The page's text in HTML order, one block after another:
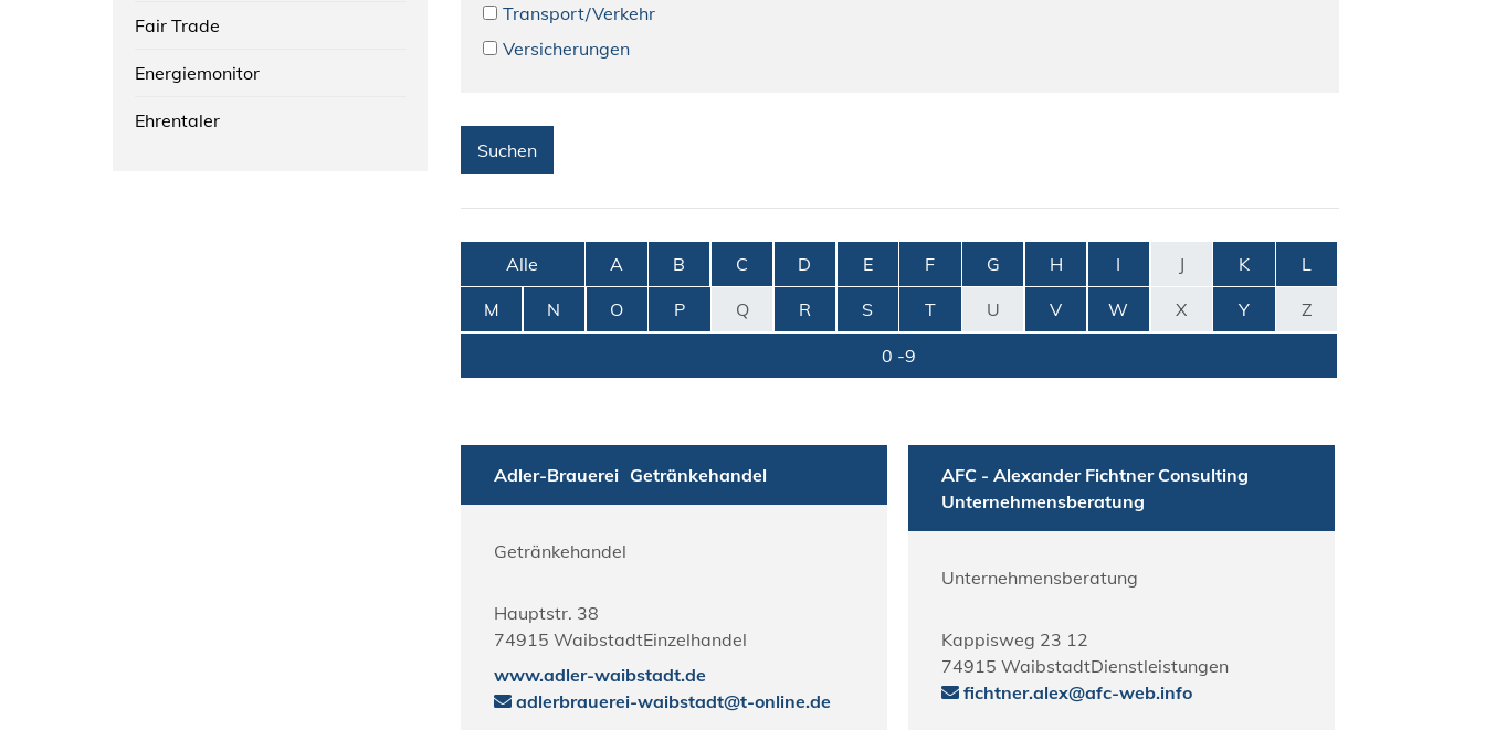
Fair Trade
Energiemonitor
Ehrentaler
Transport/Verkehr
Versicherungen
Alle A B C D E F G H I J K L
M N O P Q R S T U V W X Y Z
0 -9
Adler-Brauerei Getränkehandel
Hauptstr. 38
74915 WaibstadtEinzelhandel
www.adler-waibstadt.de
adlerbrauerei-waibstadt@t-online.de
Getränkehandel
AFC - Alexander Fichtner Consulting
Unternehmensberatung
Kappisweg 23 12
74915 WaibstadtDienstleistungen
fichtner.alex@afc-web.info
Unternehmensberatung